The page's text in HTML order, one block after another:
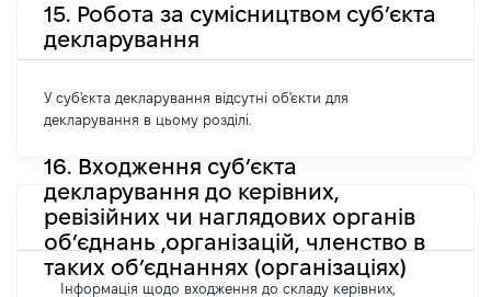
15. Робота за сумісництвом суб’єкта
декларування
У суб'єкта декларування відсутні об'єкти для
декларування в цьому розділі.
16. Входження суб’єкта
декларування до керівних,
ревізійних чи наглядових органів
об’єднань ,організацій, членство в
таких об’єднаннях (організаціях)
Інформація щодо входження до складу керівних,